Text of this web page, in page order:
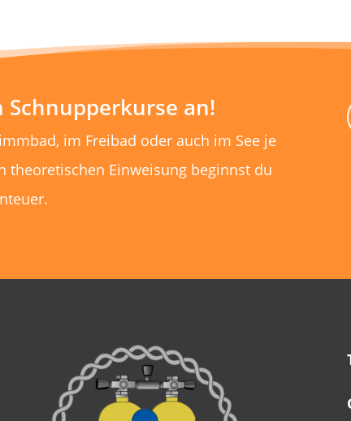
Schnupperkurse an!
im Freibad oder auch im See je
theoretischen Einweisung beginnst du